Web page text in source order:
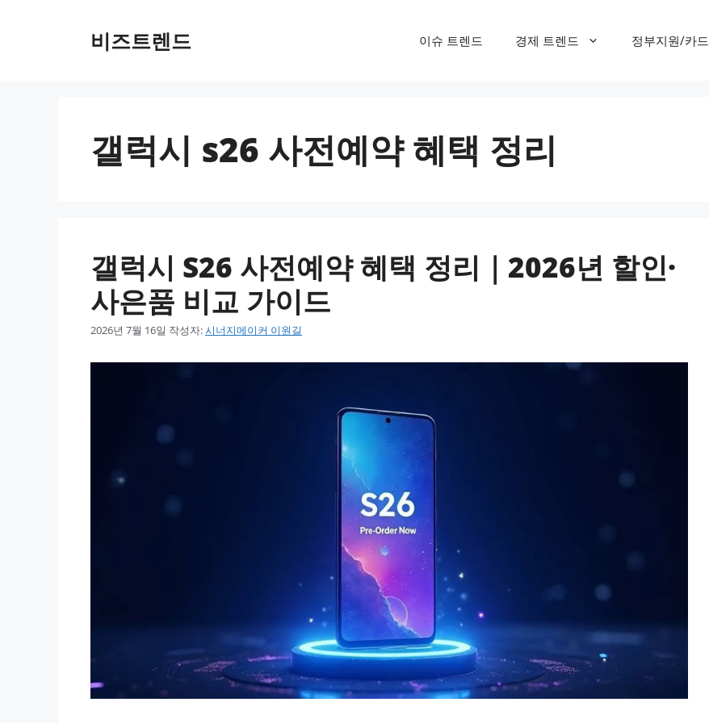
비즈트렌드 이슈 트렌드 경제 트렌드 정부지원/카드
갤럭시 s26 사전예약 혜택 정리
갤럭시 S26 사전예약 혜택 정리｜2026년 할인·
사은품 비교 가이드
2026년 7월 16일 작성자:시너지메이커 이원길